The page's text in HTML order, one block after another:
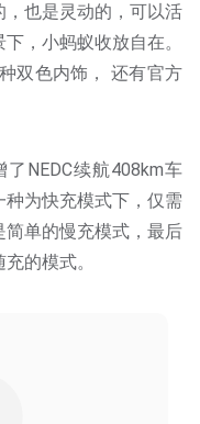
也是灵动的，可以活
，小蚂蚁收放自在。
双色内饰， 还有官方
NEDC续航408km车
为快充模式下，仅需
单的慢充模式，最后
的模式。